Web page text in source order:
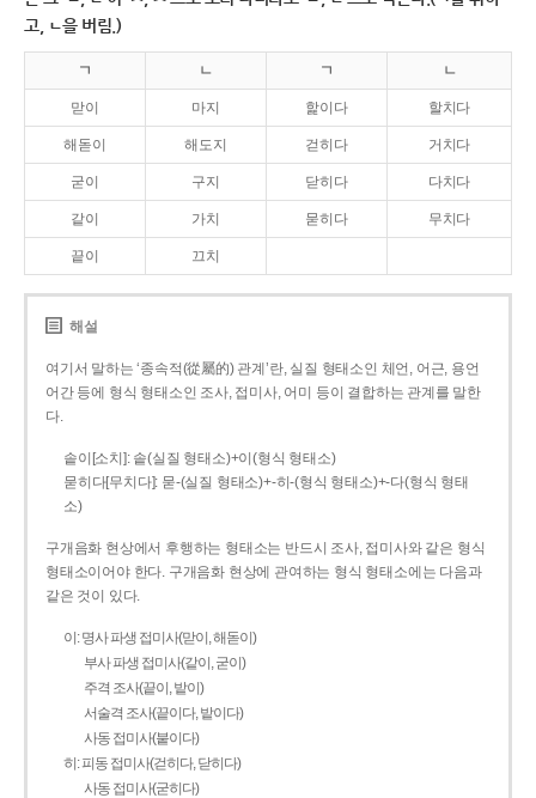
고, ㄴ을 버림.)
ㄱ ㄴ ㄱ ㄴ
맏이 마지 핥이다 할치다
해돋이 해도지 걷히다 거치다
굳이 구지 닫히다 다치다
같이 가치 묻히다 무치다
끝이 끄치
해설
여기서 말하는 ‘종속적(從屬的) 관계’란, 실질 형태소인 체언, 어근, 용언
어간 등에 형식 형태소인 조사, 접미사, 어미 등이 결합하는 관계를 말한
다.
솥이[소치]: 솥(실질 형태소)+이(형식 형태소)
묻히다[무치다]: 묻­-(실질 형태소)+­-히­-(형식 형태소)+-다(형식 형태
소)
구개음화 현상에서 후행하는 형태소는 반드시 조사, 접미사와 같은 형식
형태소이어야 한다. 구개음화 현상에 관여하는 형식 형태소에는 다음과
같은 것이 있다.
이: 명사 파생 접미사(맏이, 해돋이)
부사 파생 접미사(같이, 굳이)
주격 조사(끝이, 밭이)
서술격 조사(끝이다, 밭이다)
사동 접미사(붙이다)
히: 피동 접미사(걷히다, 닫히다)
사동 접미사(굳히다)